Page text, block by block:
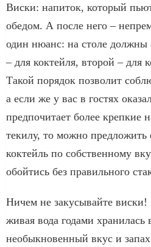
Виски: напиток, который
обедом. А после него –
один нюанс: на столе должны
– для коктейля, второй – для
Такой порядок позволит
а если же у вас в гостях
предпочитает более крепкие
текилу, то можно предложить
коктейль по собственному
обойтись без правильного
Ничем не закусывайте
живая вода годами хранилась
необыкновенный вкус и